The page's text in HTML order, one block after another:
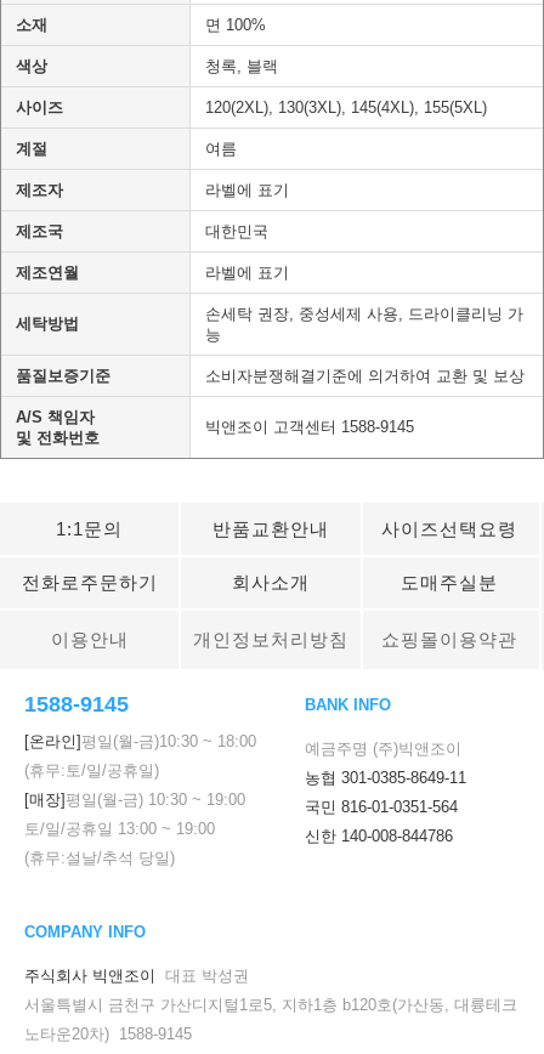
소재 면 100%
색상 청록, 블랙
사이즈 120(2XL), 130(3XL), 145(4XL), 155(5XL)
계절 여름
제조자 라벨에 표기
제조국 대한민국
제조연월 라벨에 표기
세탁방법
손세탁 권장, 중성세제 사용, 드라이클리닝 가
능
품질보증기준 소비자분쟁해결기준에 의거하여 교환 및 보상
A/S 책임자
및 전화번호
빅앤조이 고객센터 1588-9145
1:1문의 반품교환안내 사이즈선택요령
전화로주문하기 회사소개 도매주실분
이용안내 개인정보처리방침 쇼핑몰이용약관
1588-9145
[온라인]평일(월-금)10:30 ~ 18:00
(휴무:토/일/공휴일)
[매장]평일(월-금) 10:30 ~ 19:00
토/일/공휴일 13:00 ~ 19:00
(휴무:설날/추석 당일)
BANK INFO
예금주명 (주)빅앤조이
농협 301-0385-8649-11
국민 816-01-0351-564
신한 140-008-844786
COMPANY INFO
주식회사 빅앤조이
대표 박성권
서울특별시 금천구 가산디지털1로5, 지하1층 b120호(가산동, 대륭테크
노타운20차) 1588-9145